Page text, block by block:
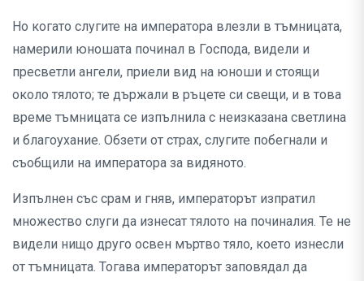
Но когато слугите на императора влезли в тъмницата,
намерили юношата починал в Господа, видели и
пресветли ангели, приели вид на юноши и стоящи
около тялото; те държали в ръцете си свещи, и в това
време тъмницата се изпълнила с неизказана светлина
и благоухание. Обзети от страх, слугите побегнали и
съобщили на императора за видяното.
Изпълнен със срам и гняв, императорът изпратил
множество слуги да изнесат тялото на починалия. Те не
видели нищо друго освен мъртво тяло, което изнесли
от тъмницата. Тогава императорът заповядал да